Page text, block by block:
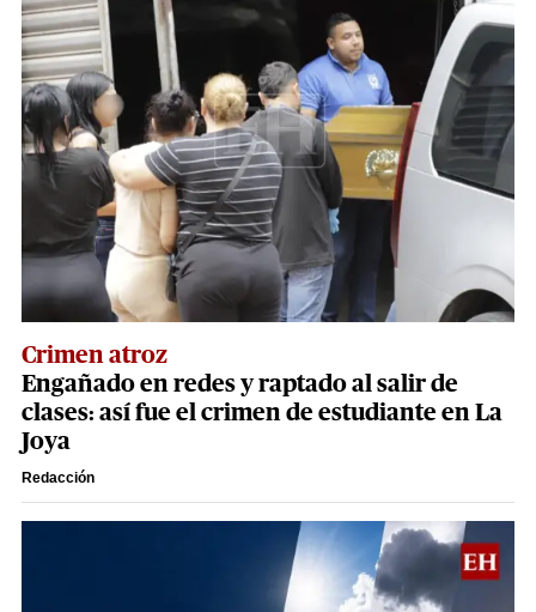
Crimen atroz
Engañado en redes y raptado al salir de
clases: así fue el crimen de estudiante en La
Joya
Redacción